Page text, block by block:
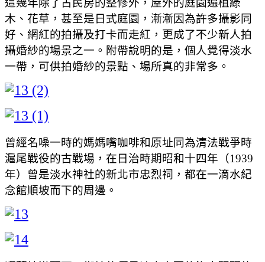
這幾年除了古民房的整修外，屋外的庭園遍植綠
木、花草，甚至是日式庭園，漸漸因為許多攝影同
好、網紅的拍攝及打卡而走紅，更成了不少新人拍
攝婚紗的場景之一。附帶說明的是，個人覺得淡水
一帶，可供拍婚紗的景點、場所真的非常多。
曾經名噪一時的媽媽嘴咖啡和原址同為清法戰爭時
滬尾戰役的古戰場，在日治時期昭和十四年（1939
年）曾是淡水神社的新北市忠烈祠，都在一滴水紀
念館順坡而下的周邊。